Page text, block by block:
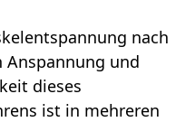
nach
Anspannung und
dieses
ist in mehreren